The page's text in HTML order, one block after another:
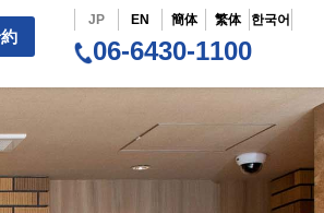
JP EN 簡体 繁体 한국어
06-6430-1100